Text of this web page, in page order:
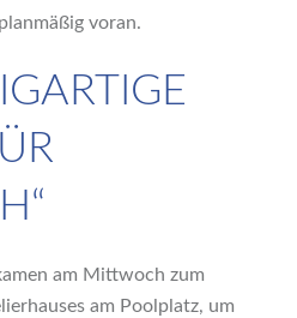
voran.
am Mittwoch zum
am Poolplatz, um